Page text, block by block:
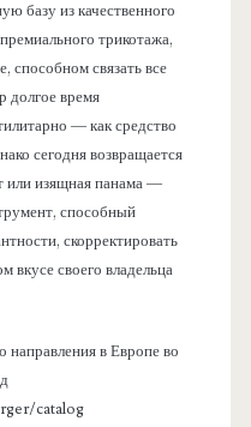
базу из качественного
трикотажа,
способном связать все
долгое время
— как средство
сегодня возвращается
или изящная панама —
способный
скорректировать
вкусе своего владельца
направления в Европе во
catalog